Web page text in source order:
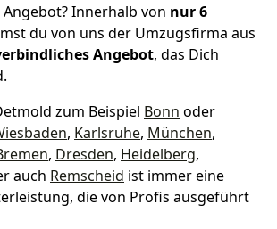
Innerhalb von nur 6
du von uns der Umzugsfirma aus
Angebot, das Dich
zum Beispiel Bonn oder
, Karlsruhe, München,
, Dresden, Heidelberg,
auch Remscheid ist immer eine
die von Profis ausgeführt